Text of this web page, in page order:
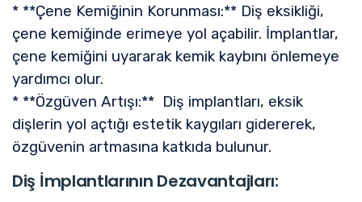
* **Çene Kemiğinin Korunması:** Diş eksikliği,
çene kemiğinde erimeye yol açabilir. İmplantlar,
çene kemiğini uyararak kemik kaybını önlemeye
yardımcı olur.
* **Özgüven Artışı:** Diş implantları, eksik
dişlerin yol açtığı estetik kaygıları gidererek,
özgüvenin artmasına katkıda bulunur.
Diş İmplantlarının Dezavantajları: